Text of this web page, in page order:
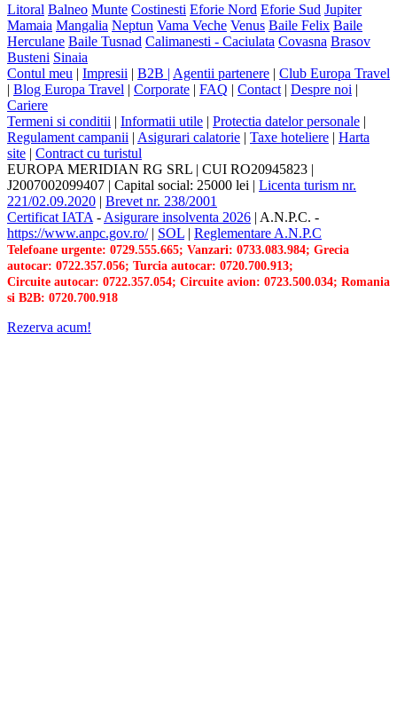
Litoral Balneo Munte Costinesti Eforie Nord Eforie Sud Jupiter
Mamaia Mangalia Neptun Vama Veche Venus Baile Felix Baile
Herculane Baile Tusnad Calimanesti - Caciulata Covasna Brasov
Busteni Sinaia
Contul meu | Impresii | B2B | Agentii partenere | Club Europa Travel
| Blog Europa Travel | Corporate | FAQ | Contact | Despre noi |
Cariere
Termeni si conditii | Informatii utile | Protectia datelor personale |
Regulament campanii | Asigurari calatorie | Taxe hoteliere | Harta
site | Contract cu turistul
EUROPA MERIDIAN RG SRL | CUI RO20945823 |
J2007002099407 | Capital social: 25000 lei | Licenta turism nr.
221/02.09.2020 | Brevet nr. 238/2001
Certificat IATA - Asigurare insolventa 2026 | A.N.P.C. -
https://www.anpc.gov.ro/| SOL | Reglementare A.N.P.C
Telefoane urgente: 0729.555.665; Vanzari: 0733.083.984; Grecia
autocar: 0722.357.056; Turcia autocar: 0720.700.913;
Circuite autocar: 0722.357.054; Circuite avion: 0723.500.034; Romania
si B2B: 0720.700.918
Rezerva acum!